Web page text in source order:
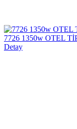
7726 1350w OTEL
Detay